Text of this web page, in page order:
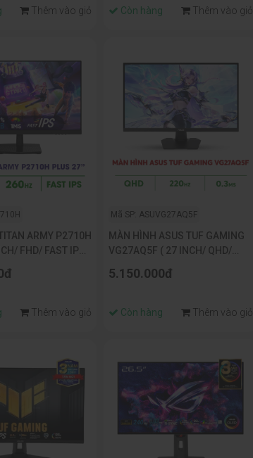
Thêm vào giỏ Còn hàng Thêm vào giỏ
ARMY P2710H
FHD/ FAST IPS/
Thêm vào giỏ
Mã SP: ASUVG27AQ5F
MÀN HÌNH ASUS TUF GAMING
VG27AQ5F ( 27 INCH/ QHD/
5.150.000đ
Còn hàng Thêm vào giỏ